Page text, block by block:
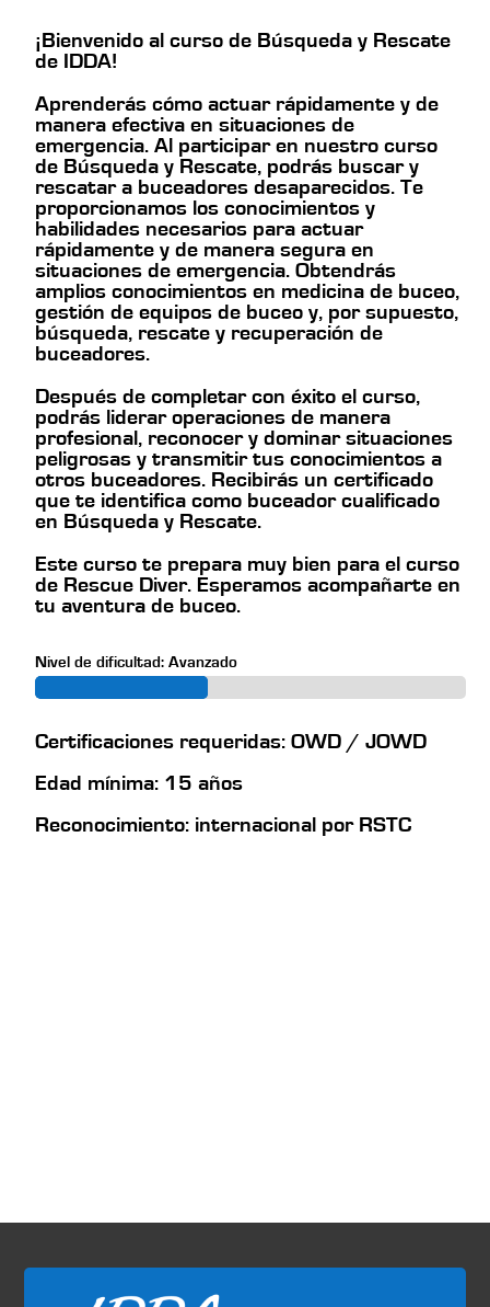
¡Bienvenido al curso de Búsqueda y Rescate
de IDDA!
Aprenderás cómo actuar rápidamente y de
manera efectiva en situaciones de
emergencia. Al participar en nuestro curso
de Búsqueda y Rescate, podrás buscar y
rescatar a buceadores desaparecidos. Te
proporcionamos los conocimientos y
habilidades necesarios para actuar
rápidamente y de manera segura en
situaciones de emergencia. Obtendrás
amplios conocimientos en medicina de buceo,
gestión de equipos de buceo y, por supuesto,
búsqueda, rescate y recuperación de
buceadores.
Después de completar con éxito el curso,
podrás liderar operaciones de manera
profesional, reconocer y dominar situaciones
peligrosas y transmitir tus conocimientos a
otros buceadores. Recibirás un certificado
que te identifica como buceador cualificado
en Búsqueda y Rescate.
Este curso te prepara muy bien para el curso
de Rescue Diver. Esperamos acompañarte en
tu aventura de buceo.
Nivel de dificultad: Avanzado
Certificaciones requeridas: OWD / JOWD
Edad mínima: 15 años
Reconocimiento: internacional por RSTC